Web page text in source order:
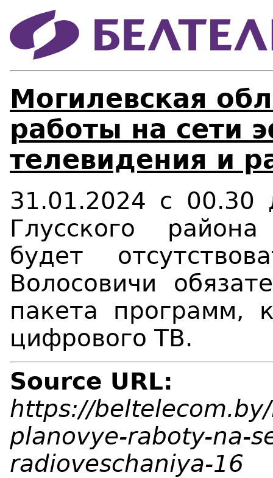
Могилевская
работы на сети
телевидения и
31.01.2024 с 00.30
Глусского
будет
Волосовичи
пакета программ,
цифрового ТВ.
Source URL:
https://
planovye-raboty-na-
radioveschaniya-16